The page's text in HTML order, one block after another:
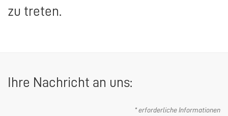
zu treten.
Ihre Nachricht an uns:
* erforderliche Informationen